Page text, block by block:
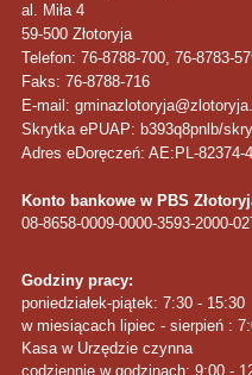
al. Miła 4
59-500 Złotoryja
Telefon: 76-8788-700, 76-8783-
Faks: 76-8788-716
E-mail:
Skrytka ePUAP: b393q8pnlb/
Adres eDoręczeń: AE:PL-82374-
Konto bankowe w PBS
08-8658-0009-0000-3593-2000-
Godziny pracy:
poniedziałek-piątek: 7:30 - 15:30
w miesiącach lipiec - sierpień :
Kasa w Urzędzie czynna
codziennie w godzinach: 9:00 -